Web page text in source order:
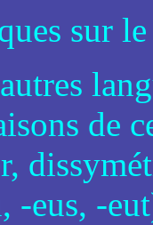
sur
de
-eus, -